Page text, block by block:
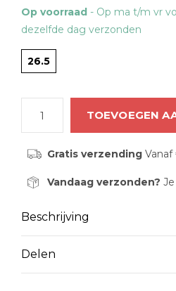
Op voorraad - Op ma t/m vr
dezelfde dag verzonden
26.5
TOEVOEGEN
Gratis verzendingVanaf
Vandaag verzonden?
Beschrijving
Delen